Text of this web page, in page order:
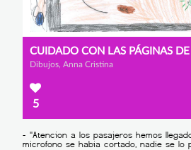
Dibujos, Anna Cristina
5